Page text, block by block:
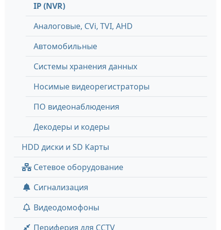
IP (NVR)
Аналоговые, СVi, TVI, AHD
Автомобильные
Системы хранения данных
Носимые видеорегистраторы
ПО видеонаблюдения
Декодеры и кодеры
HDD диски и SD Карты
Сетевое оборудование
Сигнализация
Видеодомофоны
Периферия для CCTV